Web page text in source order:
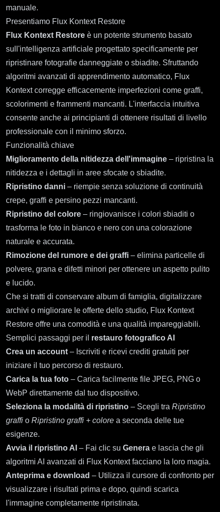
manuale.
Presentiamo Flux Kontext Restore
Flux Kontext Restore è un potente strumento basato
sull'intelligenza artificiale progettato specificamente per
ripristinare fotografie danneggiate o sbiadite. Sfruttando
algoritmi avanzati di apprendimento automatico, Flux
Kontext corregge efficacemente imperfezioni come graffi,
scolorimenti e frammenti mancanti. L'interfaccia intuitiva
consente anche ai principianti di ottenere risultati di livello
professionale con il minimo sforzo.
Funzionalità chiave
Miglioramento della nitidezza dell'immagine – ripristina la
nitidezza e i dettagli in aree sfocate o sbiadite.
Ripristino danni – riempie senza soluzione di continuità
crepe, graffi e persino pezzi mancanti.
Ripristino del colore – ringiovanisce i colori sbiaditi o
trasforma le foto in bianco e nero con una colorazione
naturale e accurata.
Rimozione del rumore e dei graffi – elimina particelle di
polvere, grana e difetti minori per ottenere un aspetto pulito
e lucido.
Che si tratti di conservare album di famiglia, digitalizzare
archivi o migliorare le offerte dello studio, Flux Kontext
Restore offre una comodità e una qualità impareggiabili.
Semplici passaggi per il restauro fotografico AI
Crea un account – Iscriviti e ricevi crediti gratuiti per
iniziare il tuo percorso di restauro.
Carica la tua foto – Carica facilmente file JPEG, PNG o
WebP direttamente dal tuo dispositivo.
Seleziona la modalità di ripristino – Scegli tra Ripristino
graffi o Ripristino graffi + colore a seconda delle tue
esigenze.
Avvia il ripristino AI – Fai clic su Genera e lascia che gli
algoritmi AI avanzati di Flux Kontext facciano la loro magia.
Anteprima e download – Utilizza il cursore di confronto per
visualizzare i risultati prima e dopo, quindi scarica
l'immagine completamente ripristinata.